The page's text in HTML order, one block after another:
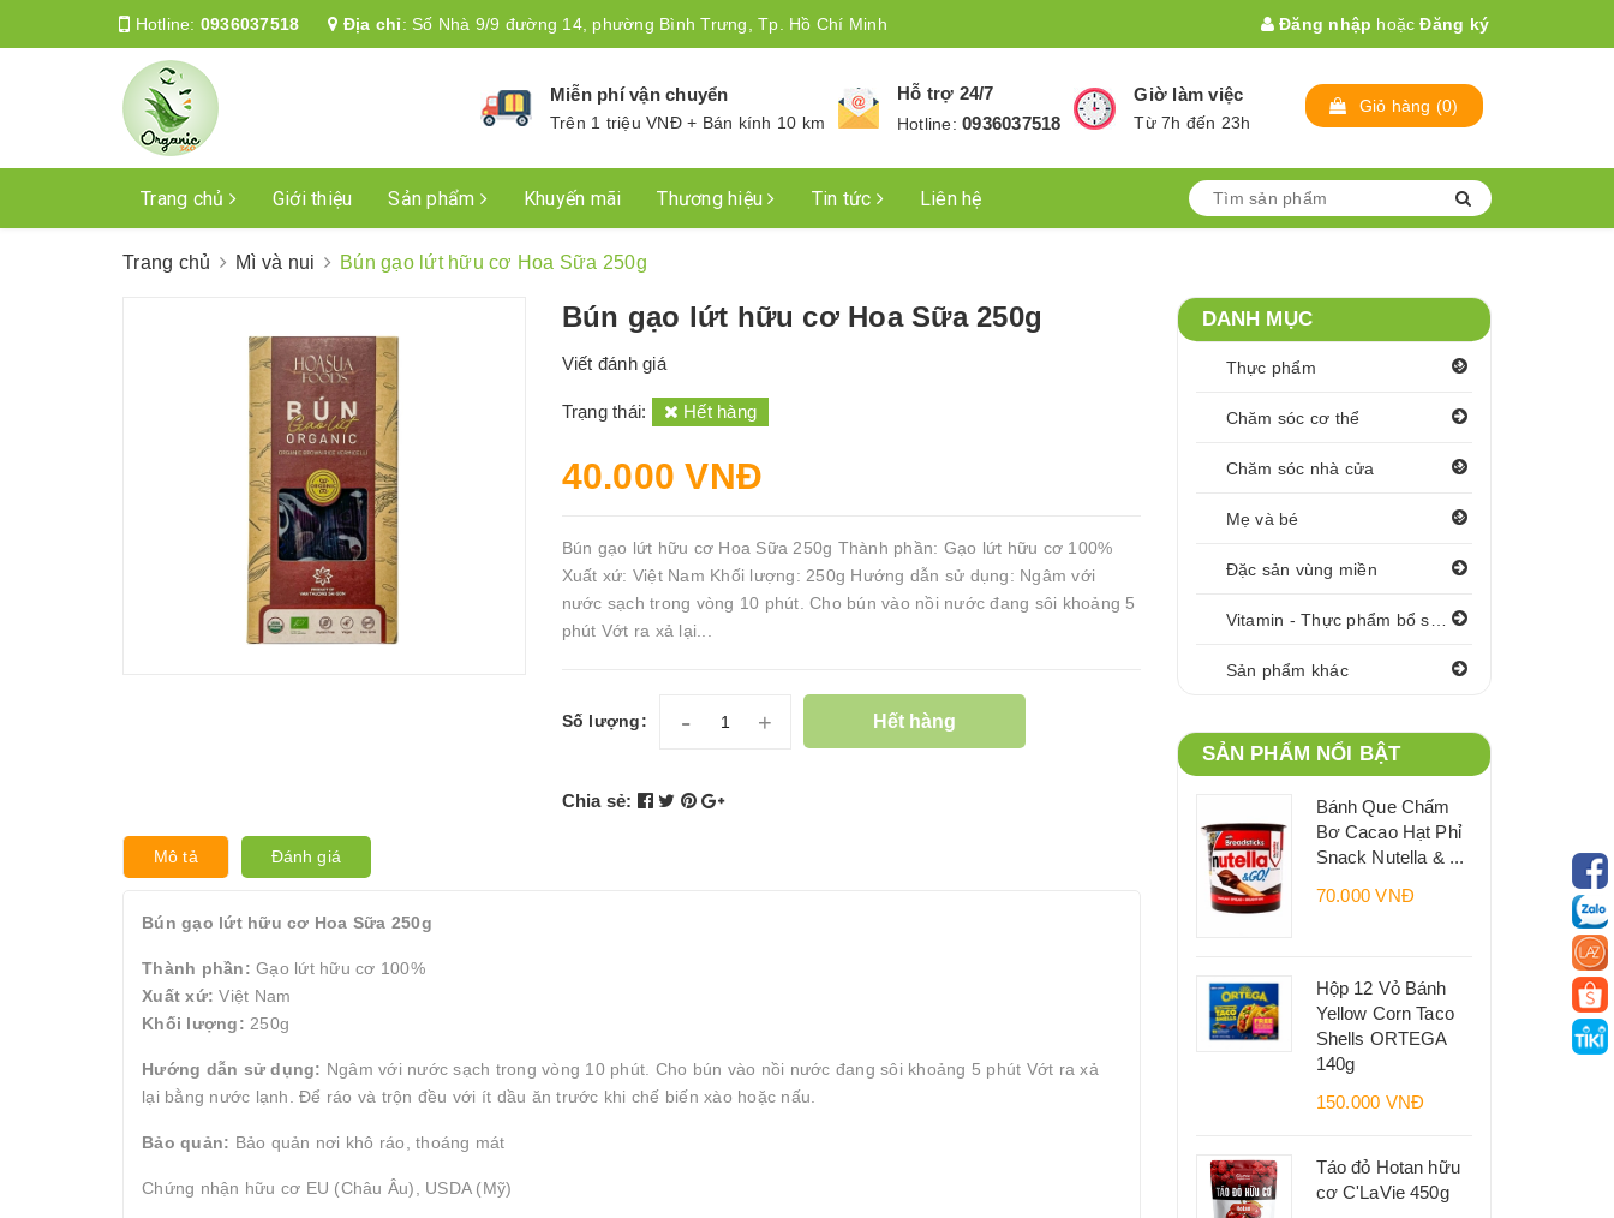
Hotline: 0936037518 Địa chỉ: Số Nhà 9/9 đường 14, phường Bình Trưng, Tp. Hồ Chí Minh Đăng nhập hoặc Đăng ký
Miễn phí vận chuyển
Trên 1 triệu VNĐ + Bán kính 10 km
Hỗ trợ 24/7
Hotline:0936037518
Giờ làm việc
Từ 7h đến 23h
Giỏ hàng (0)
Trang chủ Giới thiệu Sản phẩm Khuyến mãi Thương hiệu Tin tức Liên hệ
Trang chủ Mì và nui Bún gạo lứt hữu cơ Hoa Sữa 250g
Bún gạo lứt hữu cơ Hoa Sữa 250g
Viết đánh giá
Trạng thái: Hết hàng
40.000 VNĐ
Bún gạo lứt hữu cơ Hoa Sữa 250g Thành phần: Gạo lứt hữu cơ 100%
Xuất xứ: Việt Nam Khối lượng: 250g Hướng dẫn sử dụng: Ngâm với
nước sạch trong vòng 10 phút. Cho bún vào nồi nước đang sôi khoảng 5
phút Vớt ra xả lại...
Số lượng: - + Hết hàng
Chia sẻ:
Mô tả Đánh giá
Bún gạo lứt hữu cơ Hoa Sữa 250g
Thành phần: Gạo lứt hữu cơ 100%
Xuất xứ: Việt Nam
Khối lượng: 250g
Hướng dẫn sử dụng: Ngâm với nước sạch trong vòng 10 phút. Cho bún vào nồi nước đang sôi khoảng 5 phút Vớt ra xả
lại bằng nước lạnh. Để ráo và trộn đều với ít dầu ăn trước khi chế biến xào hoặc nấu.
Bảo quản: Bảo quản nơi khô ráo, thoáng mát
Chứng nhận hữu cơ EU (Châu Âu), USDA (Mỹ)
DANH MỤC
Thực phẩm
Chăm sóc cơ thể
Chăm sóc nhà cửa
Mẹ và bé
Đặc sản vùng miền
Sản phẩm khác
SẢN PHẨM NỔI BẬT
Bánh Que Chấm
Bơ Cacao Hạt Phỉ
Snack Nutella & ...
70.000 VNĐ
Hộp 12 Vỏ Bánh
Yellow Corn Taco
Shells ORTEGA
140g
150.000 VNĐ
Táo đỏ Hotan hữu
cơ C'LaVie 450g